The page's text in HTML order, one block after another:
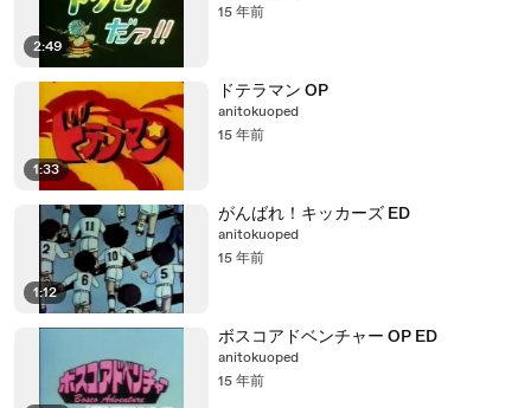
2:49
15 年前
1:33
ドテラマン OP
anitokuoped
15 年前
1:12
がんばれ！キッカーズ ED
anitokuoped
15 年前
ボスコアドベンチャー OP ED
anitokuoped
15 年前